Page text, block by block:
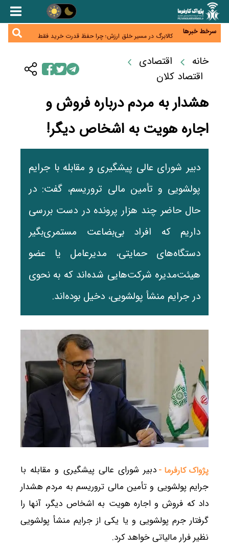
سرخط خبرها
برق واحدهای تولیدی بدهکار فعلاً قطع نمی‌شود
ساخت‌وساز زیر فشار گرانی؛ تورم نهاده‌های ساختمانی از
کالابرگ در مسیر خلق ارزش؛ چرا حفظ قدرت خرید فقط
با افزایش اعتبار ممکن نیست؟
شهریور
۴۵ هزار میلیارد تومان مطالبات معوق خصوصی‌سازی؛ ۵۰
همت باید امسال به خزانه واریز شود
خانه
اقتصادی
اقتصاد کلان
هشدار به مردم درباره فروش و
اجاره هویت به اشخاص دیگر!
دبیر شورای عالی پیشگیری و مقابله با جرایم
پولشویی و تأمین مالی تروریسم، گفت: در
حال حاضر چند هزار پرونده در دست بررسی
داریم که افراد بی‌بضاعت مستمری‌بگیر
دستگاه‌های حمایتی، مدیرعامل یا عضو
هیئت‌مدیره شرکت‌هایی شده‌اند که به نحوی
در جرایم منشأ پولشویی، دخیل بوده‌اند.
پژواک کارفرما - دبیر شورای عالی پیشگیری و مقابله با
جرایم پولشویی و تأمین مالی تروریسم به مردم هشدار
داد که فروش و اجاره هویت به اشخاص دیگر، آنها را
گرفتار جرم پولشویی و یا یکی از جرایم منشأ پولشویی
نظیر فرار مالیاتی خواهد کرد.